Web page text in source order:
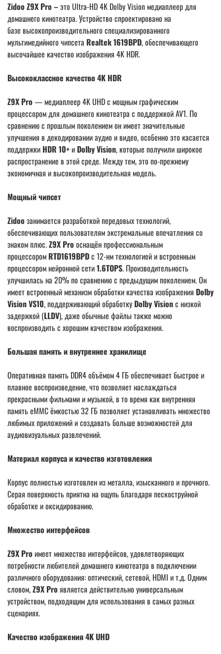
Zidoo Z9X Pro –это Ultra-HD 4K Dolby Vision медиаплеер для
домашнего кинотеатра.Устройство спроектировано на
базе высокопроизводительного специализированного
мультимедийного чипсета Realtek 1619BPD, обеспечивающего
высочайшее качество изображения 4K HDR.
Высококлассное качество 4K HDR
Z9X Pro — медиаплеер 4K UHD с мощным графическим
процессором для домашнего кинотеатра с поддержкой AV1. По
сравнению с прошлым поколением он имеет значительные
улучшения в декодировании аудио и видео, особенно это касается
поддержки HDR 10+и Dolby Vision, которые получили широкое
распространение в этой среде. Между тем, это по-прежнему
экономичная и высокопроизводительная модель.
Мощный чипсет
Zidoo занимается разработкой передовых технологий,
обеспечивающих пользователям экстремальные впечатления со
знаком плюс.Z9X Pro оснащён профессиональным
процессором RTD1619BPDс 12-нм технологией и встроенным
процессором нейронной сети1.6TOPS. Производительность
улучшилась на 20% по сравнению с предыдущим поколением. Он
имеет встроенный механизм обработки качества изображения Dolby
Vision VS10, поддерживающий обработку Dolby Visionс низкой
задержкой (LLDV), даже обычные файлы также можно
воспроизводить с хорошим качеством изображения.
Большая память и внутреннее хранилище
Оперативная память DDR4 объёмом 4 ГБ обеспечивает быстрое и
плавное воспроизведение, что позволяет наслаждаться
прекрасными фильмами и музыкой, в то время как внутренняя
память eMMC ёмкостью 32 ГБ позволяет устанавливать множество
любимых приложений и создавать больше возможностей для
аудиовизуальных развлечений.
Материал корпуса и качество изготовления
Корпус полностью изготовлен из металла, изысканного и прочного.
Серая поверхность приятна на ощупь благодаря пескоструйной
обработке и оксидированию.
Множество интерфейсов
Z9X Pro имеет множество интерфейсов, удовлетворяющих
потребности любителей домашнего кинотеатра в подключении
различного оборудования: оптический, сетевой, HDMI и т.д.Одним
словом,Z9X Pro является действительно универсальным
устройством, подходящим для использования в самых разных
сценариях.
Качество изображения 4K UHD